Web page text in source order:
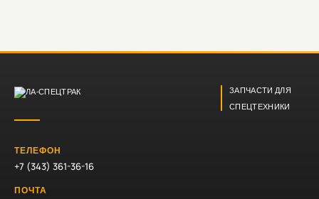
ЗАПЧАСТИ ДЛЯ
СПЕЦТЕХНИКИ
ТЕЛЕФОН
+7 (343) 361-36-16
ПОЧТА